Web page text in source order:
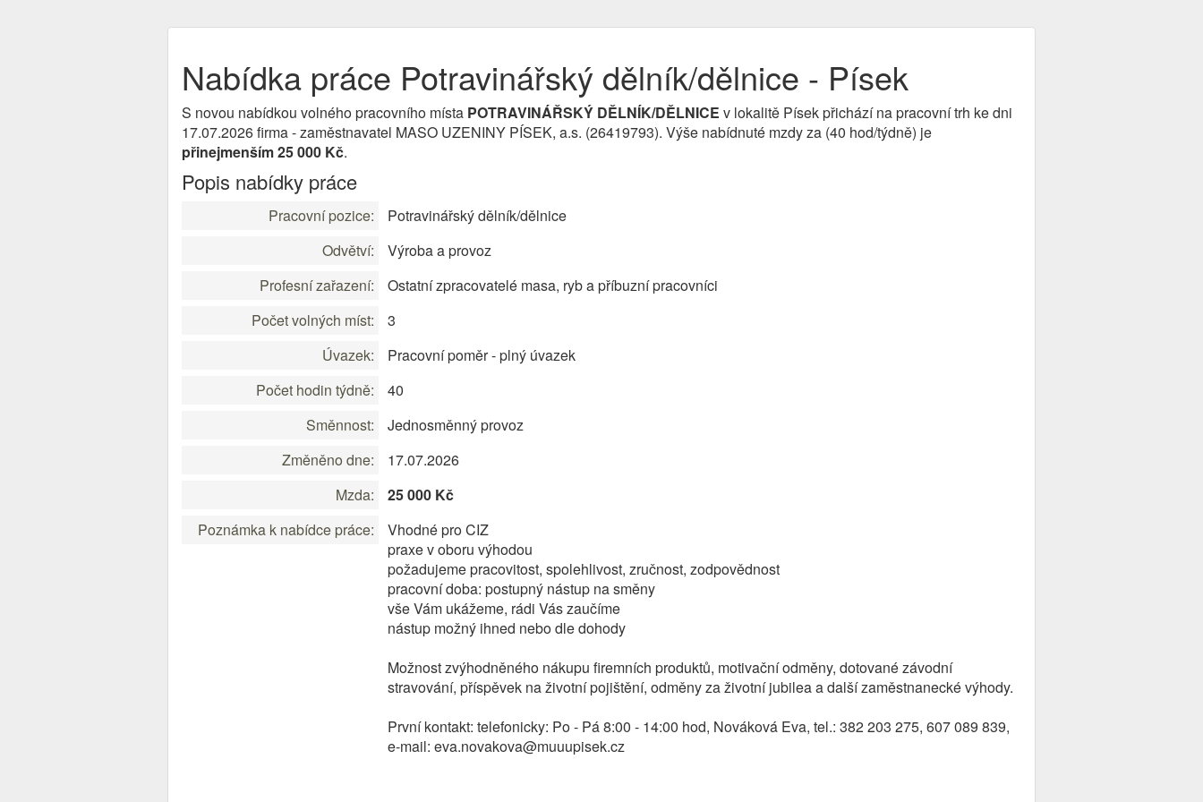
Nabídka práce Potravinářský dělník/dělnice - Písek
S novou nabídkou volného pracovního místa POTRAVINÁŘSKÝ DĚLNÍK/DĚLNICE v lokalitě Písek přichází na pracovní trh ke dni
17.07.2026 firma - zaměstnavatel MASO UZENINY PÍSEK, a.s. (26419793). Výše nabídnuté mzdy za (40 hod/týdně) je
přinejmenším 25 000 Kč.
Popis nabídky práce
Pracovní pozice:
Potravinářský dělník/dělnice
Odvětví:
Výroba a provoz
Profesní zařazení:
Ostatní zpracovatelé masa, ryb a příbuzní pracovníci
Počet volných míst:
3
Úvazek:
Pracovní poměr - plný úvazek
Počet hodin týdně:
40
Směnnost:
Jednosměnný provoz
Změněno dne:
17.07.2026
Mzda:
25 000 Kč
Poznámka k nabídce práce:
Vhodné pro CIZ
praxe v oboru výhodou
požadujeme pracovitost, spolehlivost, zručnost, zodpovědnost
pracovní doba: postupný nástup na směny
vše Vám ukážeme, rádi Vás zaučíme
nástup možný ihned nebo dle dohody
Možnost zvýhodněného nákupu firemních produktů, motivační odměny, dotované závodní
stravování, příspěvek na životní pojištění, odměny za životní jubilea a další zaměstnanecké výhody.
První kontakt: telefonicky: Po - Pá 8:00 - 14:00 hod, Nováková Eva, tel.: 382 203 275, 607 089 839,
e-mail: eva.novakova@muuupisek.cz